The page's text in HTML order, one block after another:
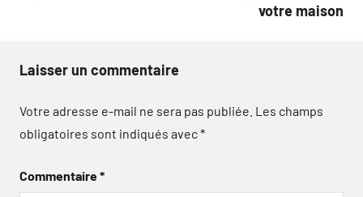
votre maison
Laisser un commentaire
Votre adresse e-mail ne sera pas publiée. Les champs
obligatoires sont indiqués avec*
Commentaire*